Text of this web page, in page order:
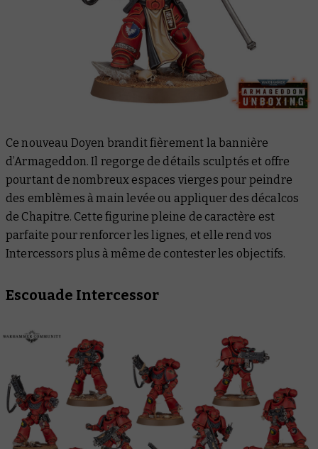
Ce nouveau Doyen brandit fièrement la bannière
d’Armageddon. Il regorge de détails sculptés et offre
pourtant de nombreux espaces vierges pour peindre
des emblèmes à main levée ou appliquer des décalcos
de Chapitre. Cette figurine pleine de caractère est
parfaite pour renforcer les lignes, et elle rend vos
Intercessors plus à même de contester les objectifs.
Escouade Intercessor